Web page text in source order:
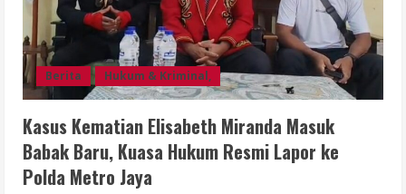
Berita Hukum & Kriminal,
Kasus Kematian Elisabeth Miranda Masuk
Babak Baru, Kuasa Hukum Resmi Lapor ke
Polda Metro Jaya